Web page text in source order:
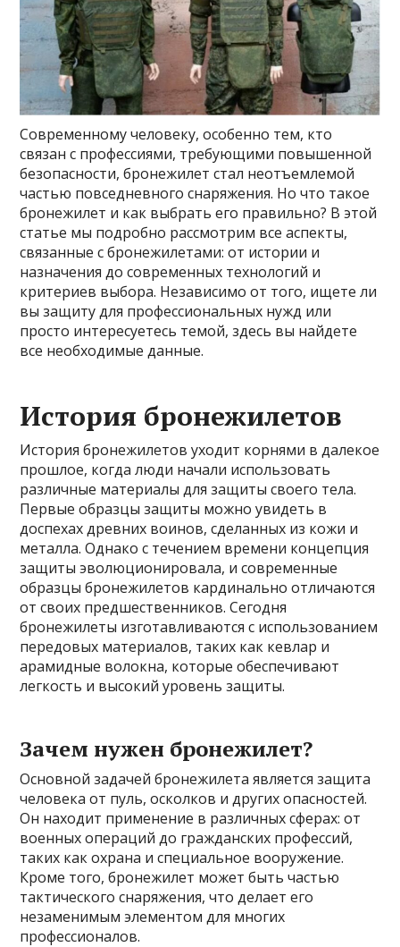
Современному человеку, особенно тем, кто
связан с профессиями, требующими повышенной
безопасности, бронежилет стал неотъемлемой
частью повседневного снаряжения. Но что такое
бронежилет и как выбрать его правильно? В этой
статье мы подробно рассмотрим все аспекты,
связанные с бронежилетами: от истории и
назначения до современных технологий и
критериев выбора. Независимо от того, ищете ли
вы защиту для профессиональных нужд или
просто интересуетесь темой, здесь вы найдете
все необходимые данные.
История бронежилетов
История бронежилетов уходит корнями в далекое
прошлое, когда люди начали использовать
различные материалы для защиты своего тела.
Первые образцы защиты можно увидеть в
доспехах древних воинов, сделанных из кожи и
металла. Однако с течением времени концепция
защиты эволюционировала, и современные
образцы бронежилетов кардинально отличаются
от своих предшественников. Сегодня
бронежилеты изготавливаются с использованием
передовых материалов, таких как кевлар и
арамидные волокна, которые обеспечивают
легкость и высокий уровень защиты.
Зачем нужен бронежилет?
Основной задачей бронежилета является защита
человека от пуль, осколков и других опасностей.
Он находит применение в различных сферах: от
военных операций до гражданских профессий,
таких как охрана и специальное вооружение.
Кроме того, бронежилет может быть частью
тактического снаряжения, что делает его
незаменимым элементом для многих
профессионалов.